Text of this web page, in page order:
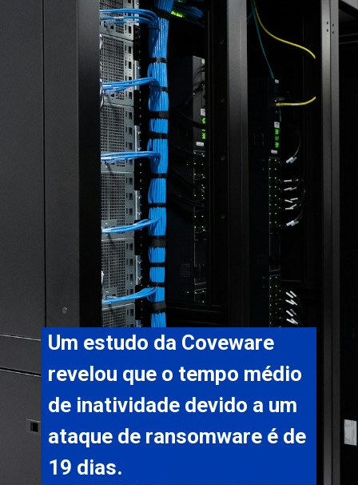
Um estudo da Coveware
revelou que o tempo médio
de inatividade devido a um
ataque de ransomware é de
19 dias.